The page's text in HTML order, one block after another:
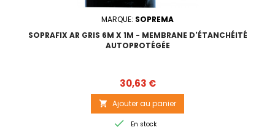
MARQUE: SOPREMA
SOPRAFIX AR GRIS 6M X 1M - MEMBRANE D'ÉTANCHÉITÉ
AUTOPROTÉGÉE
Prix
30,63 €
 Ajouter au panier
 En stock